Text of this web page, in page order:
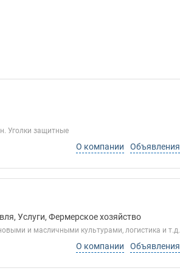
Уголки защитные
О компании Объявления
Услуги, Фермерское хозяйство
и масличными культурами, логистика и т.д.
О компании Объявления